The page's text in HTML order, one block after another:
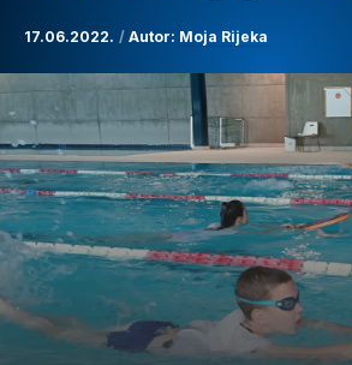
17.06.2022. Autor: Moja Rijeka